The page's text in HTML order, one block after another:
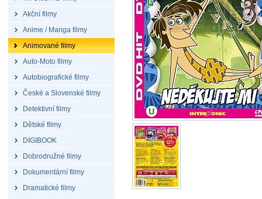
Akční filmy
Anime / Manga filmy
Animované filmy
Auto-Moto filmy
Autobiografické filmy
České a Slovenské filmy
Detektivní filmy
Dětské filmy
DIGIBOOK
Dobrodružné filmy
Dokumentární filmy
Dramatické filmy